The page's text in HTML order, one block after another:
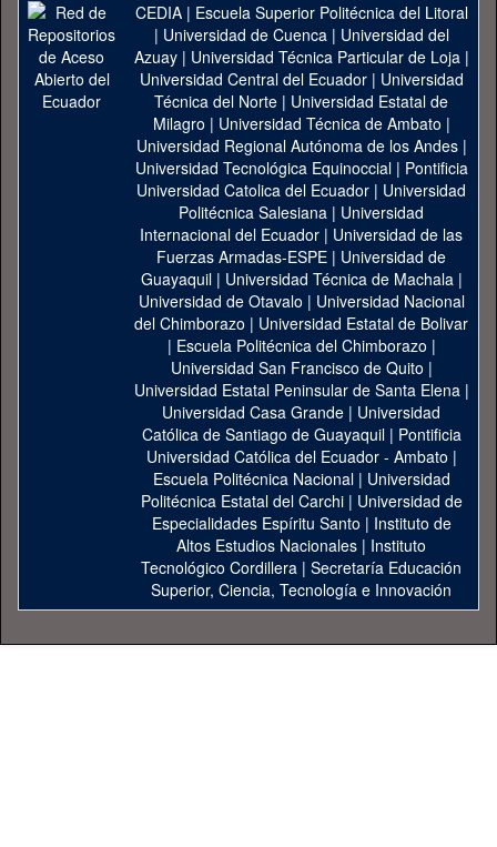
CEDIA| Escuela Superior Politécnica del Litoral
| Universidad de Cuenca| Universidad del
Azuay| Universidad Técnica Particular de Loja|
Universidad Central del Ecuador| Universidad
Técnica del Norte | Universidad Estatal de
Milagro | Universidad Técnica de Ambato |
Universidad Regional Autónoma de los Andes|
Universidad Tecnológica Equinoccial| Pontificia
Universidad Catolica del Ecuador | Universidad
Politécnica Salesiana | Universidad
Internacional del Ecuador | Universidad de las
Fuerzas Armadas-ESPE | Universidad de
Guayaquil| Universidad Técnica de Machala|
Universidad de Otavalo | Universidad Nacional
del Chimborazo | Universidad Estatal de Bolivar
| Escuela Politécnica del Chimborazo |
Universidad San Francisco de Quito |
Universidad Estatal Peninsular de Santa Elena|
Universidad Casa Grande | Universidad
Católica de Santiago de Guayaquil| Pontificia
Universidad Católica del Ecuador - Ambato |
Escuela Politécnica Nacional| Universidad
Politécnica Estatal del Carchi| Universidad de
Especialidades Espíritu Santo | Instituto de
Altos Estudios Nacionales | Instituto
Tecnológico Cordillera | Secretaría Educación
Superior, Ciencia, Tecnología e Innovación